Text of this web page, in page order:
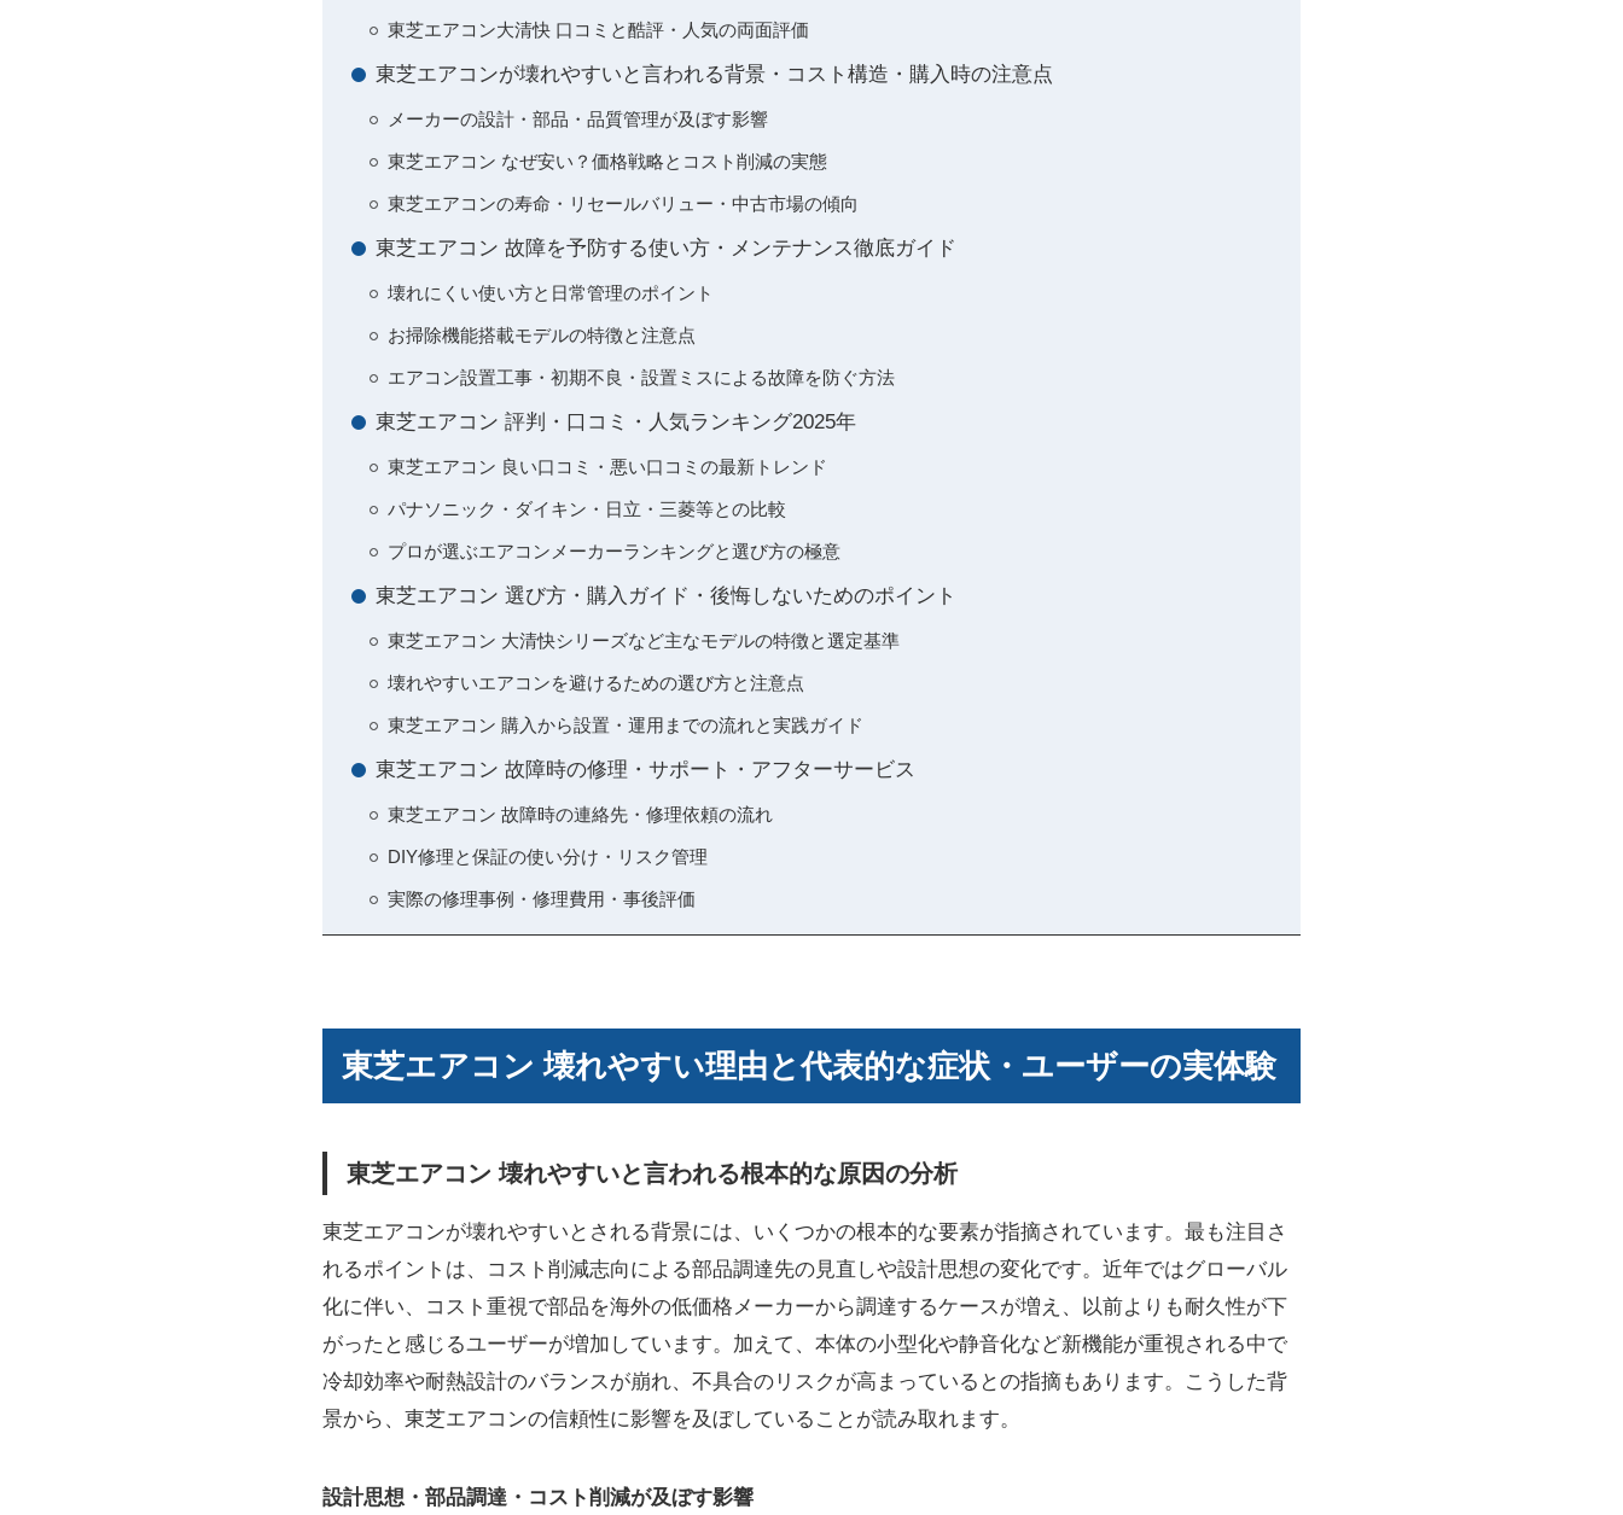
東芝エアコン大清快 口コミと酷評・人気の両面評価
東芝エアコンが壊れやすいと言われる背景・コスト構造・購入時の注意点
メーカーの設計・部品・品質管理が及ぼす影響
東芝エアコン なぜ安い？価格戦略とコスト削減の実態
東芝エアコンの寿命・リセールバリュー・中古市場の傾向
東芝エアコン 故障を予防する使い方・メンテナンス徹底ガイド
壊れにくい使い方と日常管理のポイント
お掃除機能搭載モデルの特徴と注意点
エアコン設置工事・初期不良・設置ミスによる故障を防ぐ方法
東芝エアコン 評判・口コミ・人気ランキング2025年
東芝エアコン 良い口コミ・悪い口コミの最新トレンド
パナソニック・ダイキン・日立・三菱等との比較
プロが選ぶエアコンメーカーランキングと選び方の極意
東芝エアコン 選び方・購入ガイド・後悔しないためのポイント
東芝エアコン 大清快シリーズなど主なモデルの特徴と選定基準
壊れやすいエアコンを避けるための選び方と注意点
東芝エアコン 購入から設置・運用までの流れと実践ガイド
東芝エアコン 故障時の修理・サポート・アフターサービス
東芝エアコン 故障時の連絡先・修理依頼の流れ
DIY修理と保証の使い分け・リスク管理
実際の修理事例・修理費用・事後評価
東芝エアコン 壊れやすい理由と代表的な症状・ユーザーの実体験
東芝エアコン 壊れやすいと言われる根本的な原因の分析
東芝エアコンが壊れやすいとされる背景には、いくつかの根本的な要素が指摘されています。最も注目さ
れるポイントは、コスト削減志向による部品調達先の見直しや設計思想の変化です。近年ではグローバル
化に伴い、コスト重視で部品を海外の低価格メーカーから調達するケースが増え、以前よりも耐久性が下
がったと感じるユーザーが増加しています。加えて、本体の小型化や静音化など新機能が重視される中で
冷却効率や耐熱設計のバランスが崩れ、不具合のリスクが高まっているとの指摘もあります。こうした背
景から、東芝エアコンの信頼性に影響を及ぼしていることが読み取れます。
設計思想・部品調達・コスト削減が及ぼす影響